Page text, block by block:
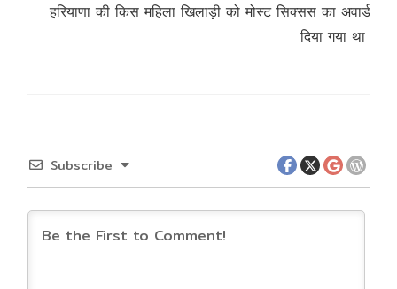
हरियाणा की किस महिला खिलाड़ी को मोस्ट सिक्सस का अवार्ड
दिया गया था
Subscribe